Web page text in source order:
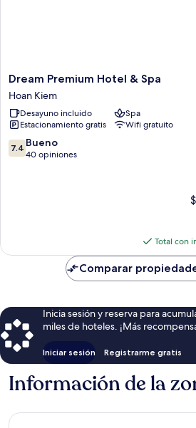
Dream
Premium
Hotel
&
Spa
Hoan
Kiem
Dream Premium Hotel & Spa
Hoan Kiem
Desayuno incluido
Spa
Estacionamiento gratis
Wifi gratuito
7.4
de
7.4 Bueno
40 opiniones
Total con
Comparar
Inicia sesión y reserva para
miles de hoteles. ¡Más
Iniciar sesión Registrarme gratis
Información de la